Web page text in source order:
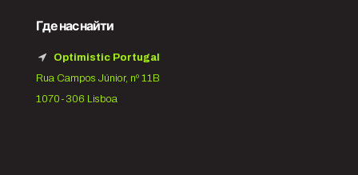
Где нас найти
Optimistic Portugal
Rua Campos Júnior, nº 11B
1070-306 Lisboa